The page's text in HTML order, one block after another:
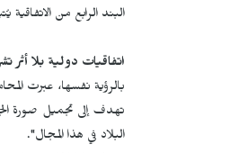
البند الرابع من
اتفاقيات دولية بلا أثر
بالرؤية نفسها، عبرت
تهدف إلى تجميل صورة
البلاد في هذا المجال".